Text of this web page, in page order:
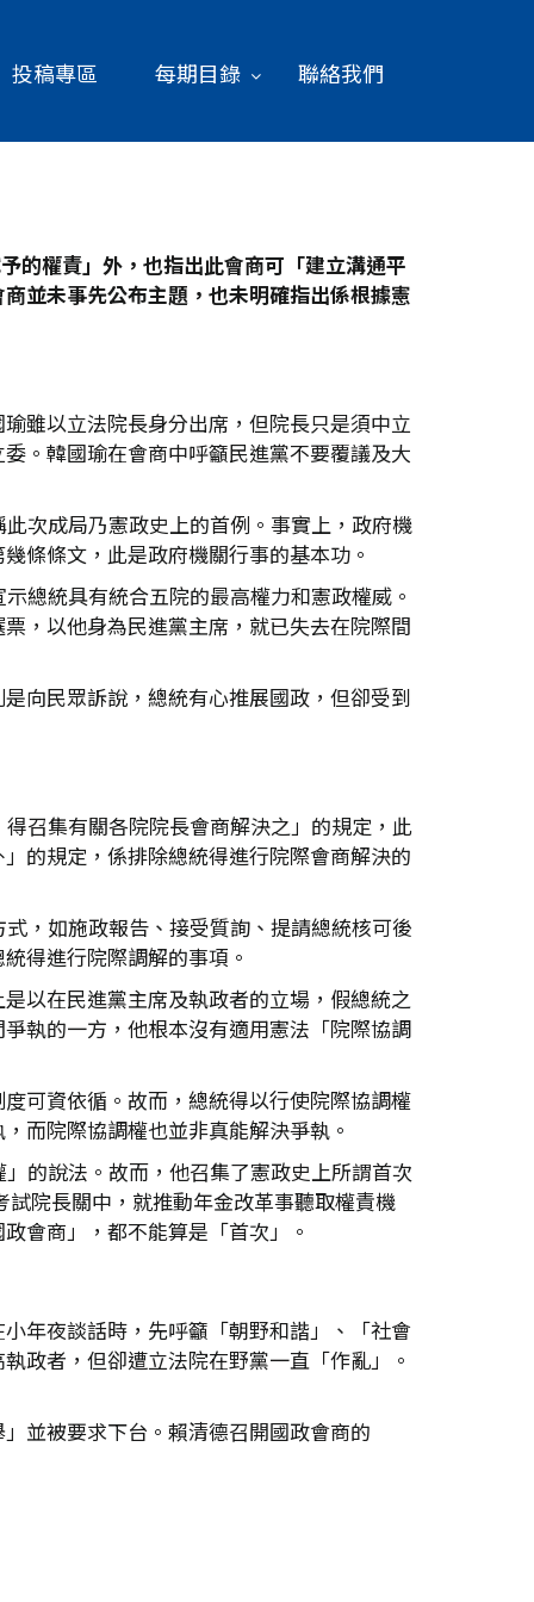
投稿專區 每期目錄 聯絡我們
的權責」外，也指出此會商可「建立溝通平
並未事先公布主題，也未明確指出係根據憲
雖以立法院長身分出席，但院長只是須中立
。韓國瑜在會商中呼籲民進黨不要覆議及大
次成局乃憲政史上的首例。事實上，政府機
條條文，此是政府機關行事的基本功。
總統具有統合五院的最高權力和憲政權威。
，以他身為民進黨主席，就已失去在院際間
向民眾訴說，總統有心推展國政，但卻受到
召集有關各院院長會商解決之」的規定，此
的規定，係排除總統得進行院際會商解決的
，如施政報告、接受質詢、提請總統核可後
得進行院際調解的事項。
以在民進黨主席及執政者的立場，假總統之
執的一方，他根本沒有適用憲法「院際協調
可資依循。故而，總統得以行使院際協調權
而院際協調權也並非真能解決爭執。
的說法。故而，他召集了憲政史上所謂首次
院長關中，就推動年金改革事聽取權責機
會商」，都不能算是「首次」。
年夜談話時，先呼籲「朝野和諧」、「社會
政者，但卻遭立法院在野黨一直「作亂」。
並被要求下台。賴清德召開國政會商的